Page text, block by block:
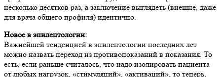
несколько десятков раз, а заключение выглядеть (внешне, даже
для врача общего профиля) идентично.
Новое в эпилептологии:
Важнейшей тенденцией в эпилептологии последних лет
можно назвать переход из противопоказаний в показания. То
есть, если раньше считалось, что надо изолировать пациента
от любых нагрузок, «стимуляций», «активаций», то теперь,